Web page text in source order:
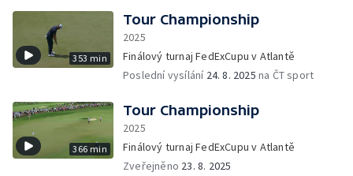
353 min
Tour Championship
2025
Finálový turnaj FedExCupu v Atlantě
Poslední vysílání 24. 8. 2025 na ČT sport
366 min
Tour Championship
2025
Finálový turnaj FedExCupu v Atlantě
Zveřejněno 23. 8. 2025